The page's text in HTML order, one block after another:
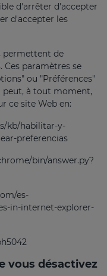
d'arrêter d'accepter
d'accepter les
permettent de
paramètres se
ou "Préférences"
à tout moment,
ce site Web en:
kb/habilitar-y-
preferencias
bin/answer.py?
es-
in-internet-explorer-
vous désactivez